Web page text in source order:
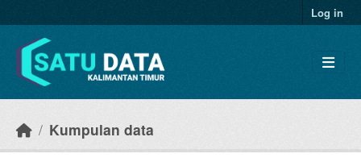
Log in
Kumpulan data